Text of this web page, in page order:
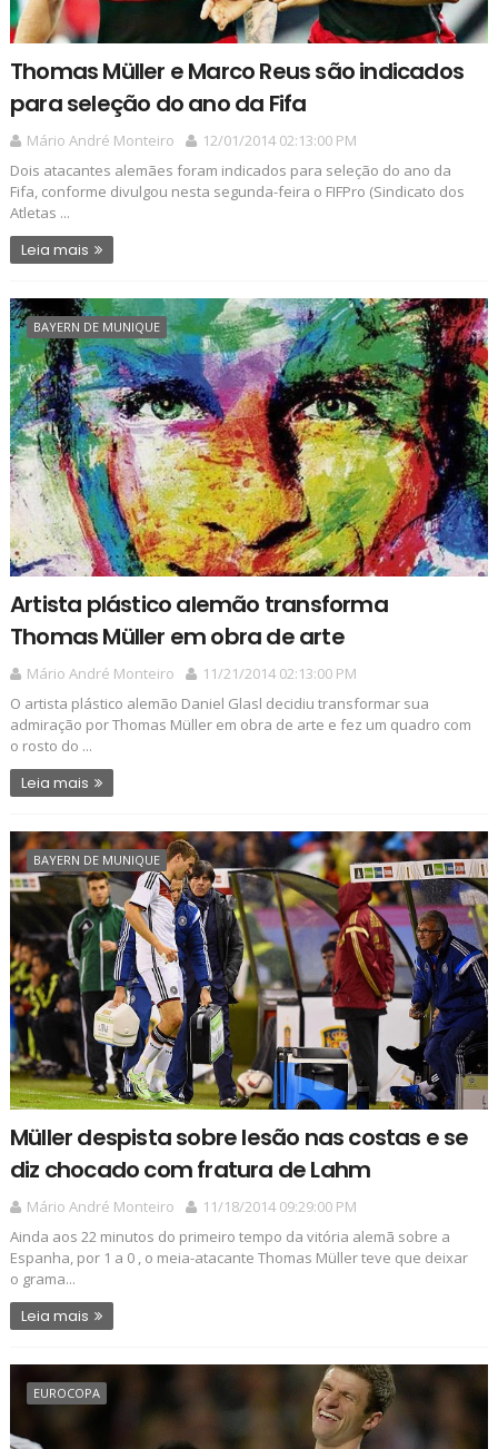
Thomas Müller e Marco Reus são indicados
para seleção do ano da Fifa
Mário André Monteiro
12/01/2014 02:13:00 PM
Dois atacantes alemães foram indicados para seleção do ano da
Fifa, conforme divulgou nesta segunda-feira o FIFPro (Sindicato dos
Atletas ...
Leia mais
BAYERN DE MUNIQUE
Artista plástico alemão transforma
Thomas Müller em obra de arte
Mário André Monteiro
11/21/2014 02:13:00 PM
O artista plástico alemão Daniel Glasl decidiu transformar sua
admiração por Thomas Müller em obra de arte e fez um quadro com
o rosto do ...
Leia mais
BAYERN DE MUNIQUE
Müller despista sobre lesão nas costas e se
diz chocado com fratura de Lahm
Mário André Monteiro
11/18/2014 09:29:00 PM
Ainda aos 22 minutos do primeiro tempo da vitória alemã sobre a
Espanha, por 1 a 0 , o meia-atacante Thomas Müller teve que deixar
o grama...
Leia mais
EUROCOPA